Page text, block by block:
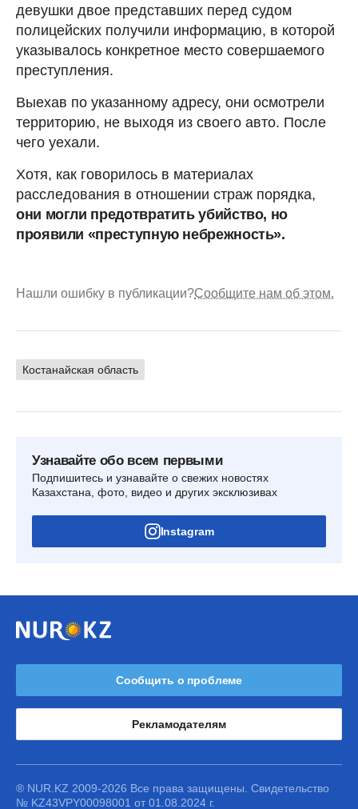
девушки двое представших перед судом
полицейских получили информацию, в которой
указывалось конкретное место совершаемого
преступления.
Выехав по указанному адресу, они осмотрели
территорию, не выходя из своего авто. После
чего уехали.
Хотя, как говорилось в материалах
расследования в отношении страж порядка,
они могли предотвратить убийство, но
проявили «преступную небрежность».
Нашли ошибку в публикации?Сообщите нам об этом.
Костанайская область
Узнавайте обо всем первыми
Подпишитесь и узнавайте о свежих новостях
Казахстана, фото, видео и других эксклюзивах
Instagram
Сообщить о проблеме
Рекламодателям
® NUR.KZ 2009-2026 Все права защищены. Свидетельство
№ KZ43VPY00098001 от 01.08.2024 г.